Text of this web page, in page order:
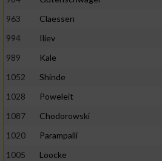
963
Claessen
994
Iliev
989
Kale
1052
Shinde
1028
Poweleit
1087
Chodorowski
1020
Parampalli
1005
Loocke